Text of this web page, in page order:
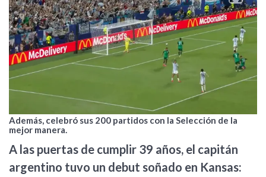
Además, celebró sus 200 partidos con la Selección de la
mejor manera.
A las puertas de cumplir 39 años, el capitán
argentino tuvo un debut soñado en Kansas: